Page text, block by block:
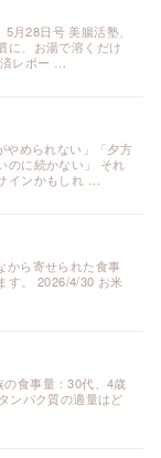
月28日号 美腸活塾、
に、お湯で溶くだけ
レポー …
やめられない」「夕方
のに続かない」 それ
インかもしれ …
から寄せられた食事
す。 2026/4/30 お米
食事量：30代、4歳
ンパク質の適量はど